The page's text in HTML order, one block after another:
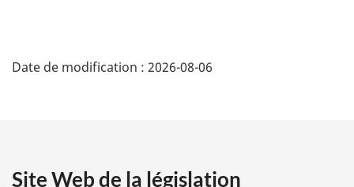
é
Date de modification : 2026-08-06
Site Web de la législation